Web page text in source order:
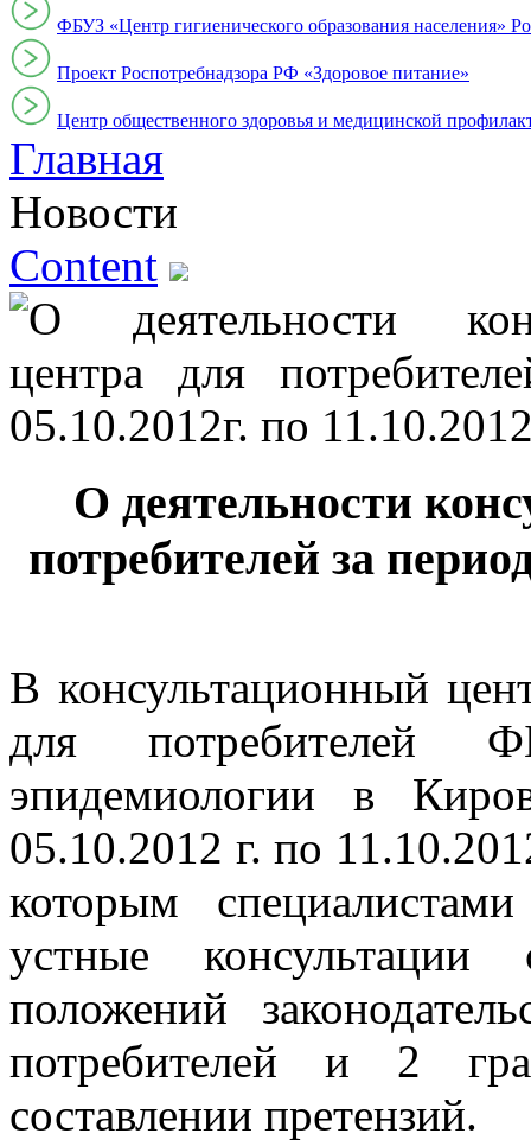
ФБУЗ «Центр гигиенического образования населения»
Проект Роспотребнадзора РФ «Здоровое питание»
Центр общественного здоровья и медицинской
Главная
Новости
Content
О деятельности
потребителей за
В консультационный
для потребителей
эпидемиологии в
05.10.2012 г. по
которым
устные
положений
потребителей и 2
составлении претензий.